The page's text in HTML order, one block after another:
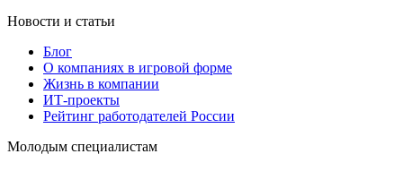
Новости и статьи
Блог
О компаниях в игровой форме
Жизнь в компании
ИТ-проекты
Рейтинг работодателей России
Молодым специалистам